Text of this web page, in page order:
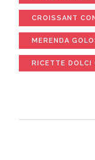
CROISSANT
MERENDA
RICETTE DOLCI